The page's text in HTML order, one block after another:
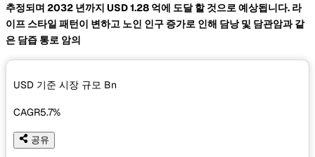
추정되며 2032 년까지 USD 1.28 억에 도달 할 것으로 예상됩니다. 라
이프 스타일 패턴이 변하고 노인 인구 증가로 인해 담낭 및 담관암과 같
은 담즙 통로 암의
USD 기준 시장 규모 Bn
CAGR5.7%
공유